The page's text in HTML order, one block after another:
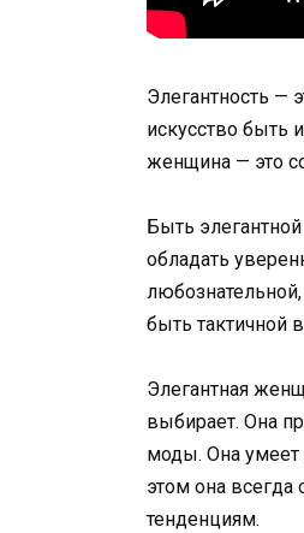
Элегантность —
искусство быть
женщина — это
Быть
обладать
быть тактичной
Элегантная
выбирает. Она
моды. Она умеет
этом она
тенденциям.